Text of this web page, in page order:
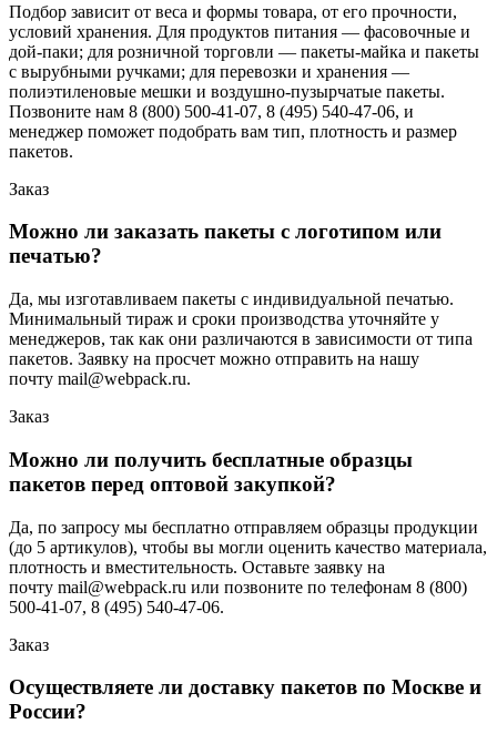
Подбор зависит от веса и формы товара, от его прочности,
условий хранения. Для продуктов питания — фасовочные и
дой-паки; для розничной торговли — пакеты-майка и пакеты
с вырубными ручками; для перевозки и хранения —
полиэтиленовые мешки и воздушно-пузырчатые пакеты.
Позвоните нам 8 (800) 500-41-07, 8 (495) 540-47-06, и
менеджер поможет подобрать вам тип, плотность и размер
пакетов.
Заказ
Можно ли заказать пакеты с логотипом или
печатью?
Да, мы изготавливаем пакеты с индивидуальной печатью.
Минимальный тираж и сроки производства уточняйте у
менеджеров, так как они различаются в зависимости от типа
пакетов. Заявку на просчет можно отправить на нашу
почту mail@webpack.ru.
Заказ
Можно ли получить бесплатные образцы
пакетов перед оптовой закупкой?
Да, по запросу мы бесплатно отправляем образцы продукции
(до 5 артикулов), чтобы вы могли оценить качество материала,
плотность и вместительность. Оставьте заявку на
почту mail@webpack.ru или позвоните по телефонам 8 (800)
500-41-07, 8 (495) 540-47-06.
Заказ
Осуществляете ли доставку пакетов по Москве и
России?